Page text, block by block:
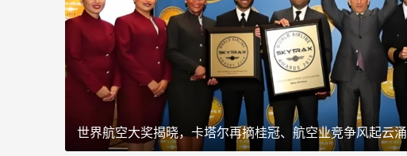
世界航空大奖揭晓，卡塔尔再摘桂冠、航空业竞争风起云涌